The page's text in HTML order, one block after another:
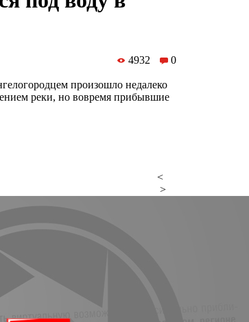
4932 0
произошло недалеко
реки, но вовремя прибывшие
<
>